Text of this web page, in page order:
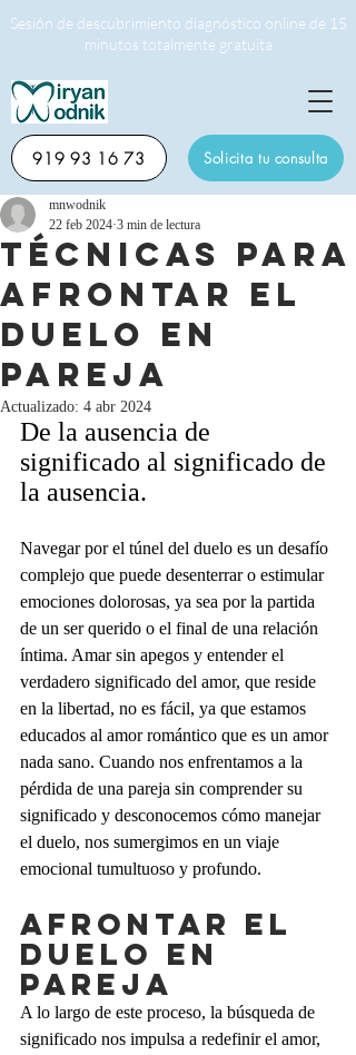
Solicita tu consulta
919 93 16 73
Sesión de descubrimiento diagnóstico online de 15
minutos totalmente gratuita
Técnicas para
afrontar el
duelo en
pareja
mnwodnik
22 feb 2024 3 min de lectura
Actualizado: 4 abr 2024
De la ausencia de
significado al significado de
la ausencia.
Navegar por el túnel del duelo es un desafío
complejo que puede desenterrar o estimular
emociones dolorosas, ya sea por la partida
de un ser querido o el final de una relación
íntima. Amar sin apegos y entender el
verdadero significado del amor, que reside
en la libertad, no es fácil, ya que estamos
educados al amor romántico que es un amor
nada sano. Cuando nos enfrentamos a la
pérdida de una pareja sin comprender su
significado y desconocemos cómo manejar
el duelo, nos sumergimos en un viaje
emocional tumultuoso y profundo.
Afrontar el
duelo en
pareja
A lo largo de este proceso, la búsqueda de
significado nos impulsa a redefinir el amor,